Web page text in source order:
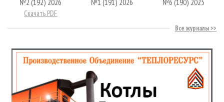
№2 (192) 2026
Скачать PDF
№1 (191) 2026 №6 (190) 2025
Все журналы